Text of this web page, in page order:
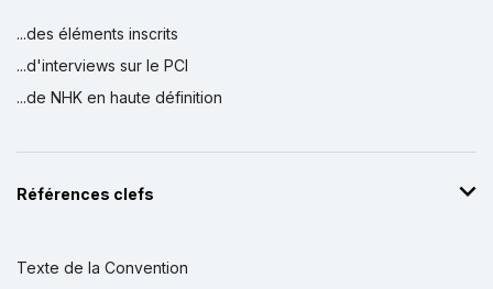
...des éléments inscrits
...d'interviews sur le PCI
...de NHK en haute définition
Références clefs
Texte de la Convention